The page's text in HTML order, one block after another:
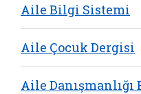
Aile Bilgi Sistemi
Aile Çocuk Dergisi
Aile Danışmanlığı